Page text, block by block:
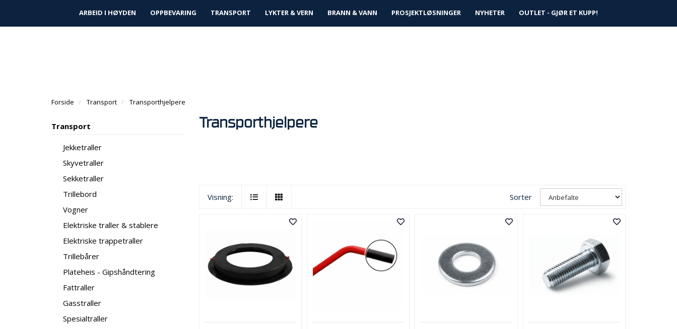
Finn forhandler| Kundeservice| Prosjektløsninger Logg inn Infosenter Favoritter
ARBEID I HØYDEN OPPBEVARING TRANSPORT LYKTER & VERN BRANN & VANN PROSJEKTLØSNINGER NYHETER OUTLET - GJØR ET KUPP!
Forside Transport Transporthjelpere
Transport
Jekketraller
Skyvetraller
Sekketraller
Trillebord
Vogner
Elektriske traller & stablere
Elektriske trappetraller
Trillebårer
Plateheis - Gipshåndtering
Fattraller
Gasstraller
Spesialtraller
Transporthjelpere
Visning: Sorter